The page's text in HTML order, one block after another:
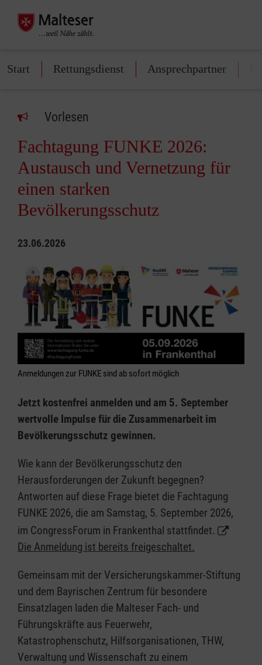
Start Rettungsdienst Ansprechpartner
Vorlesen
Fachtagung FUNKE 2026:
Austausch und Vernetzung für
einen starken
Bevölkerungsschutz
23.06.2026
Anmeldungen zur FUNKE sind ab sofort möglich
Jetzt kostenfrei anmelden und am 5. September
wertvolle Impulse für die Zusammenarbeit im
Bevölkerungsschutz gewinnen.
Wie kann der Bevölkerungsschutz den
Herausforderungen der Zukunft begegnen?
Antworten auf diese Frage bietet die Fachtagung
FUNKE 2026, die am Samstag, 5. September 2026,
im CongressForum in Frankenthal stattfindet.
Die Anmeldung ist bereits freigeschaltet.
Gemeinsam mit der Versicherungskammer-Stiftung
und dem Bayrischen Zentrum für besondere
Einsatzlagen laden die Malteser Fach- und
Führungskräfte aus Feuerwehr,
Katastrophenschutz, Hilfsorganisationen, THW,
Verwaltung und Wissenschaft zu einem